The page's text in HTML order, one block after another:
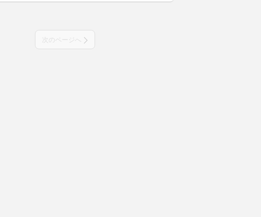
次のページへ